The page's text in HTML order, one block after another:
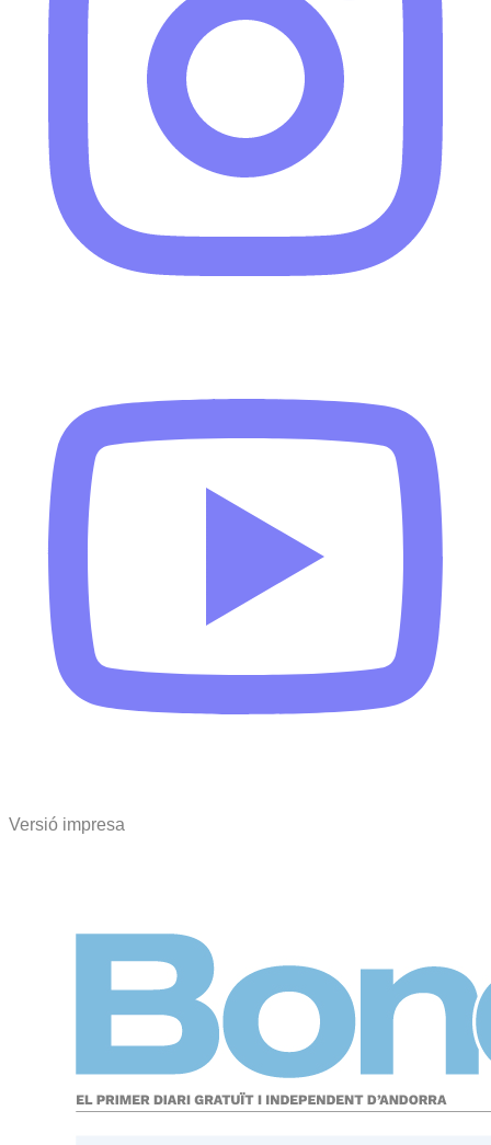
Versió impresa